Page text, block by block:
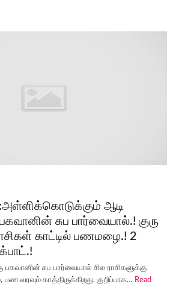
ஆடி
சுப பார்வையால்.! குரு
காட்டில் பணமழை.! 2
பகவானின் சுப பார்வையால் சில ராசிகளுக்கு
பண வரவும் காத்திருக்கிறது. குறிப்பாக… Read